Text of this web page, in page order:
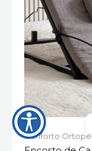
Conforto